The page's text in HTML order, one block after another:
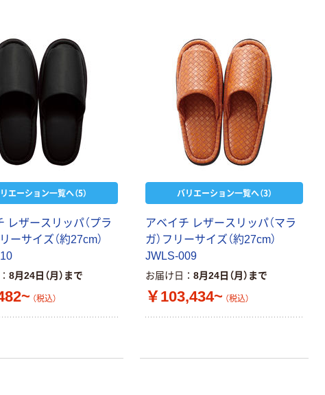
エーション一覧へ（5）
レザースリッパ（プラ
ーサイズ（約27cm）
8月24日（月）まで
（税込）
バリエーション一覧へ（3）
アベイチ レザースリッパ（マラ
ガ）フリーサイズ（約27cm）
JWLS-009
お届け日 8月24日（月）まで
￥103,434~ （税込）